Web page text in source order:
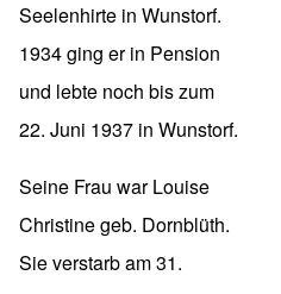
Seelenhirte in Wunstorf.
1934 ging er in Pension
und lebte noch bis zum
22. Juni 1937 in Wunstorf.
Seine Frau war Louise
Christine geb. Dornblüth.
Sie verstarb am 31.